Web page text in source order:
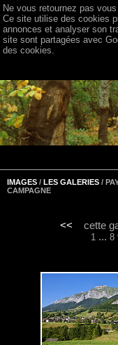
IMAGES / LES GALERIES /
CAMPAGNE
<< cette
1 ... 8
Ne vous retournez pas
Ce site utilise des cookies
annonces et analyser son
site sont partagées avec
des cookies.